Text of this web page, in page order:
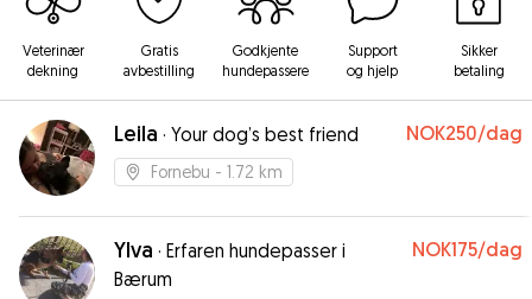
Veterinær
dekning
Gratis
avbestilling
Godkjente
hundepassere
Support
og hjelp
Sikker
betaling
Leila · Your dog’s best friend NOK250/dag
Fornebu - 1.72 km
Ylva · Erfaren hundepasser i
Bærum
NOK175/dag